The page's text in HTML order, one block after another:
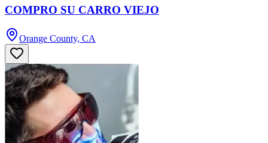
COMPRO SU CARRO VIEJO
Orange County, CA